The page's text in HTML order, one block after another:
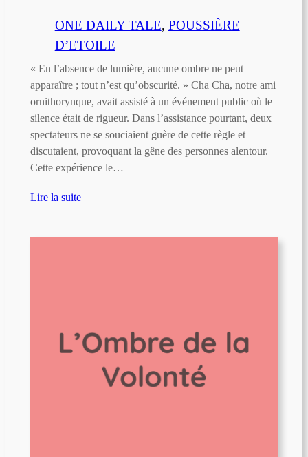
ONE DAILY TALE, POUSSIÈRE
D’ETOILE
« En l’absence de lumière, aucune ombre ne peut
apparaître ; tout n’est qu’obscurité. » Cha Cha, notre ami
ornithorynque, avait assisté à un événement public où le
silence était de rigueur. Dans l’assistance pourtant, deux
spectateurs ne se souciaient guère de cette règle et
discutaient, provoquant la gêne des personnes alentour.
Cette expérience le…
Lire la suite